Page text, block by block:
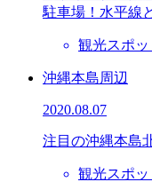
駐車場！水平線
観光スポッ
沖縄本島周辺
2020.08.07
注目の沖縄本島
観光スポッ